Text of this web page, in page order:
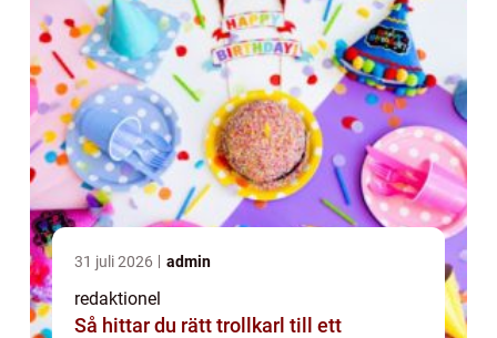
31 juli 2026 admin
redaktionel
Så hittar du rätt trollkarl till ett